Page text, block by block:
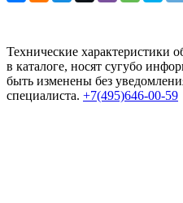
Технические характеристики
в каталоге, носят сугубо
быть изменены без
специалиста. +7(495)646-00-59